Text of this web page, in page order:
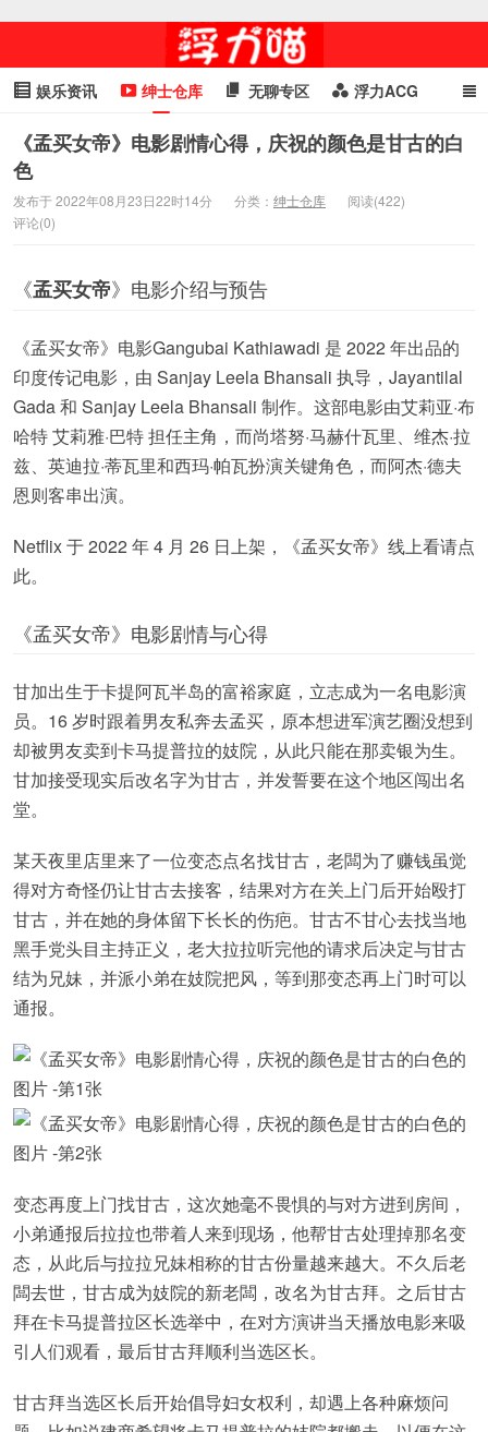
喵星闻
娱乐资讯 绅士仓库 无聊专区 浮力ACG
浮力GIF 明星头条 浮力资讯 头条女神 萌妹专区
cosplay
《孟买女帝》电影剧情心得，庆祝的颜色是甘古的白
色
发布于 2022年08月23日22时14分 分类： 绅士仓库
阅读(422)
评论(0)
《孟买女帝》电影介绍与预告
《孟买女帝》电影Gangubai Kathiawadi 是 2022 年出品的
印度传记电影，由 Sanjay Leela Bhansali 执导，Jayantilal
Gada 和 Sanjay Leela Bhansali 制作。这部电影由艾莉亚·布
哈特 艾莉雅·巴特 担任主角，而尚塔努·马赫什瓦里、维杰·拉
兹、英迪拉·蒂瓦里和西玛·帕瓦扮演关键角色，而阿杰·德夫
恩则客串出演。
Netflix 于 2022 年 4 月 26 日上架，《孟买女帝》线上看请点
此。
《孟买女帝》电影剧情与心得
甘加出生于卡提阿瓦半岛的富裕家庭，立志成为一名电影演
员。16 岁时跟着男友私奔去孟买，原本想进军演艺圈没想到
却被男友卖到卡马提普拉的妓院，从此只能在那卖银为生。
甘加接受现实后改名字为甘古，并发誓要在这个地区闯出名
堂。
某天夜里店里来了一位变态点名找甘古，老闆为了赚钱虽觉
得对方奇怪仍让甘古去接客，结果对方在关上门后开始殴打
甘古，并在她的身体留下长长的伤疤。甘古不甘心去找当地
黑手党头目主持正义，老大拉拉听完他的请求后决定与甘古
结为兄妹，并派小弟在妓院把风，等到那变态再上门时可以
通报。
变态再度上门找甘古，这次她毫不畏惧的与对方进到房间，
小弟通报后拉拉也带着人来到现场，他帮甘古处理掉那名变
态，从此后与拉拉兄妹相称的甘古份量越来越大。不久后老
闆去世，甘古成为妓院的新老闆，改名为甘古拜。之后甘古
拜在卡马提普拉区长选举中，在对方演讲当天播放电影来吸
引人们观看，最后甘古拜顺利当选区长。
甘古拜当选区长后开始倡导妇女权利，却遇上各种麻烦问